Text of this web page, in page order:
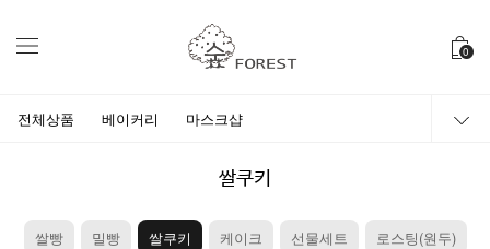
0
전체상품 베이커리 마스크샵
쌀쿠키
쌀빵 밀빵 쌀쿠키 케이크 선물세트 로스팅(원두)